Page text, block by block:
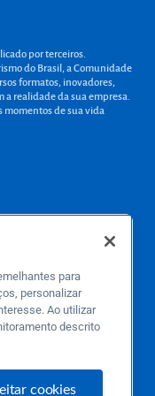
por terceiros.
do Brasil, a Comunidade
formatos, inovadores,
a realidade da sua empresa.
momentos de sua vida
para
personalizar
Ao utilizar
descrito
cookies